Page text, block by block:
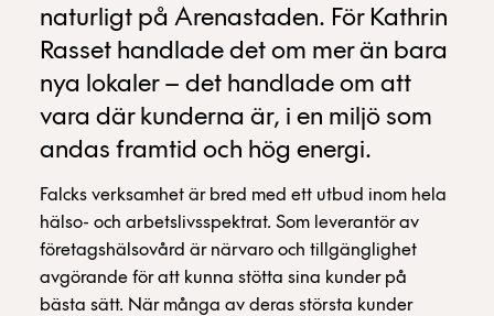
naturligt på Arenastaden. För Kathrin
Rasset handlade det om mer än bara
nya lokaler – det handlade om att
vara där kunderna är, i en miljö som
andas framtid och hög energi.
Falcks verksamhet är bred med ett utbud inom hela
hälso- och arbetslivsspektrat. Som leverantör av
företagshälsovård är närvaro och tillgänglighet
avgörande för att kunna stötta sina kunder på
bästa sätt. När många av deras största kunder